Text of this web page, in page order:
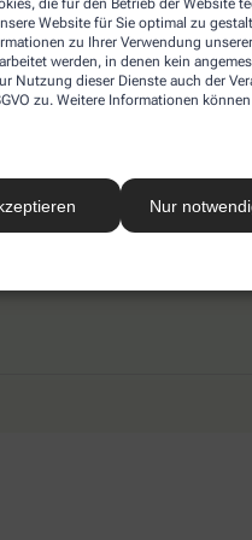
die für den Betrieb der Website
Website für Sie optimal zu
zu Ihrer Verwendung
werden, in denen kein
Nutzung dieser Dienste auch der
zu. Weitere Informationen
Nur
einer anderen akzeptierten
Ihrer Apotheke vor Ort.